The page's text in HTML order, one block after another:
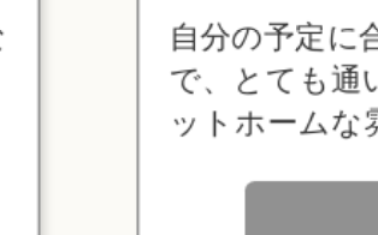
自分の予定に合わ
で、とても通いや
ットホームな雰囲
も